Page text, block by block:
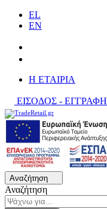
EL
EN
H ΕΤΑΙΡΙΑ
ΕΙΣΟΔΟΣ - ΕΓΓΡΑΦΗ
Αναζήτηση
Αναζήτηση